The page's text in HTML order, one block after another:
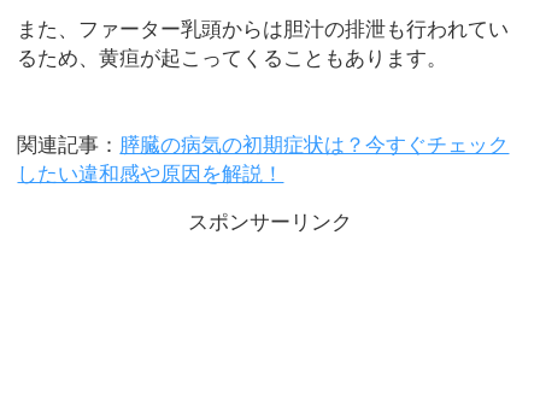
また、ファーター乳頭からは胆汁の排泄も行われてい
るため、黄疸が起こってくることもあります。
関連記事： 膵臓の病気の初期症状は？今すぐチェック
したい違和感や原因を解説！
スポンサーリンク